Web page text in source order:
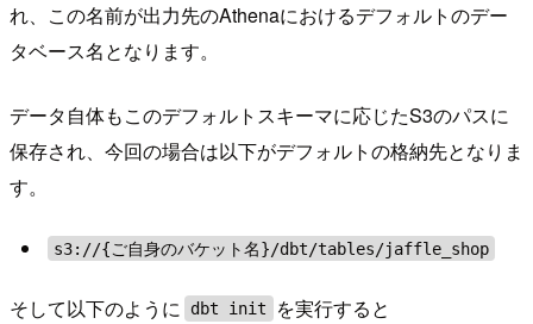
れ、この名前が出力先のAthenaにおけるデフォルトのデー
タベース名となります。
データ自体もこのデフォルトスキーマに応じたS3のパスに
保存され、今回の場合は以下がデフォルトの格納先となりま
す。
s3://{ご自身のバケット名}/dbt/tables/jaffle_shop
そして以下のように dbt init を実行すると